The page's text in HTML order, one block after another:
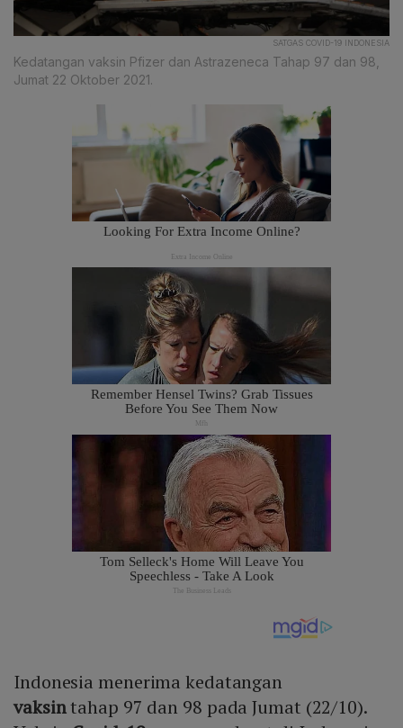
SATGAS COVID-19 INDONESIA
Kedatangan vaksin Pfizer dan Astrazeneca Tahap 97 dan 98,
Jumat 22 Oktober 2021.
Indonesia menerima kedatangan
vaksintahap 97 dan 98 pada Jumat (22/10).